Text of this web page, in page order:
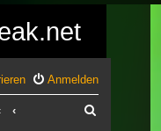
Anmelden